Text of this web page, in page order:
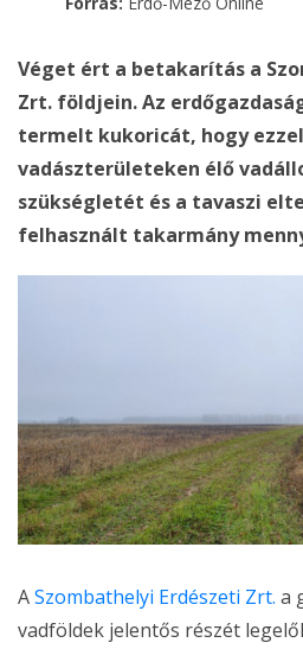
Véget ért a betakarítás a
Zrt. földjein. Az
termelt kukoricát, hogy
vadászterületeken élő
szükségletét és a tavaszi
felhasznált takarmány
ASzombathelyi Erdészeti Zrt. a
vadföldek jelentős részét